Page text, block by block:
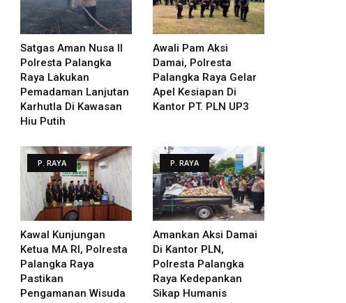
Satgas Aman Nusa II
Polresta Palangka
Raya Lakukan
Pemadaman Lanjutan
Karhutla Di Kawasan
Hiu Putih
Awali Pam Aksi
Damai, Polresta
Palangka Raya Gelar
Apel Kesiapan Di
Kantor PT. PLN UP3
P. RAYA
Kawal Kunjungan
Ketua MA RI, Polresta
Palangka Raya
Pastikan
Pengamanan Wisuda
P. RAYA
Amankan Aksi Damai
Di Kantor PLN,
Polresta Palangka
Raya Kedepankan
Sikap Humanis